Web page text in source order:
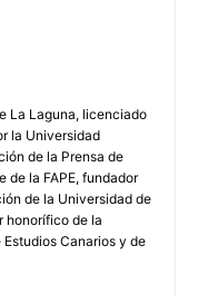
La Laguna, licenciado
la Universidad
de la Prensa de
de la FAPE, fundador
de la Universidad de
honorífico de la
Canarios y de